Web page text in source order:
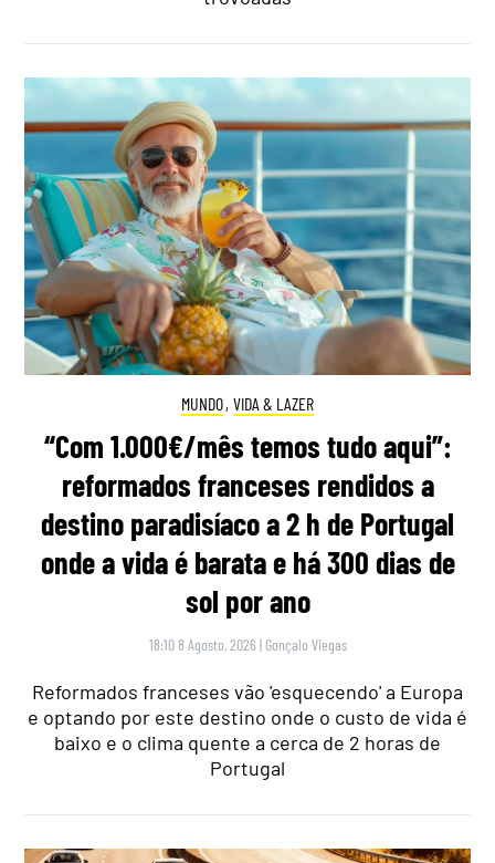
MUNDO, VIDA & LAZER
“Com 1.000€/mês temos tudo aqui”:
reformados franceses rendidos a
destino paradisíaco a 2 h de Portugal
onde a vida é barata e há 300 dias de
sol por ano
18:10 8 Agosto, 2026 | Gonçalo Viegas
Reformados franceses vão 'esquecendo' a Europa
e optando por este destino onde o custo de vida é
baixo e o clima quente a cerca de 2 horas de
Portugal